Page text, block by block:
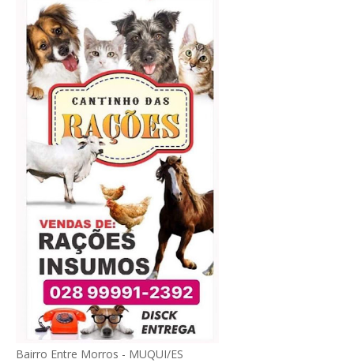
Bairro Entre Morros - MUQUI/ES